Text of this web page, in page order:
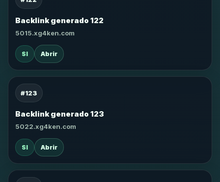
Backlink generado 122
5015.xg4ken.com
SI Abrir
#123
Backlink generado 123
5022.xg4ken.com
SI Abrir